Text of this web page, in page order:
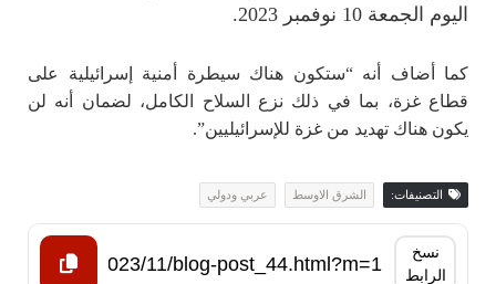
اليوم الجمعة 10 نوفمبر 2023.
كما أضاف أنه “ستكون هناك سيطرة أمنية إسرائيلية على
قطاع غزة، بما في ذلك نزع السلاح الكامل، لضمان أنه لن
يكون هناك تهديد من غزة للإسرائيليين”.
التصنيفات: الشرق الاوسط عربي ودولي
نسخ
الرابط